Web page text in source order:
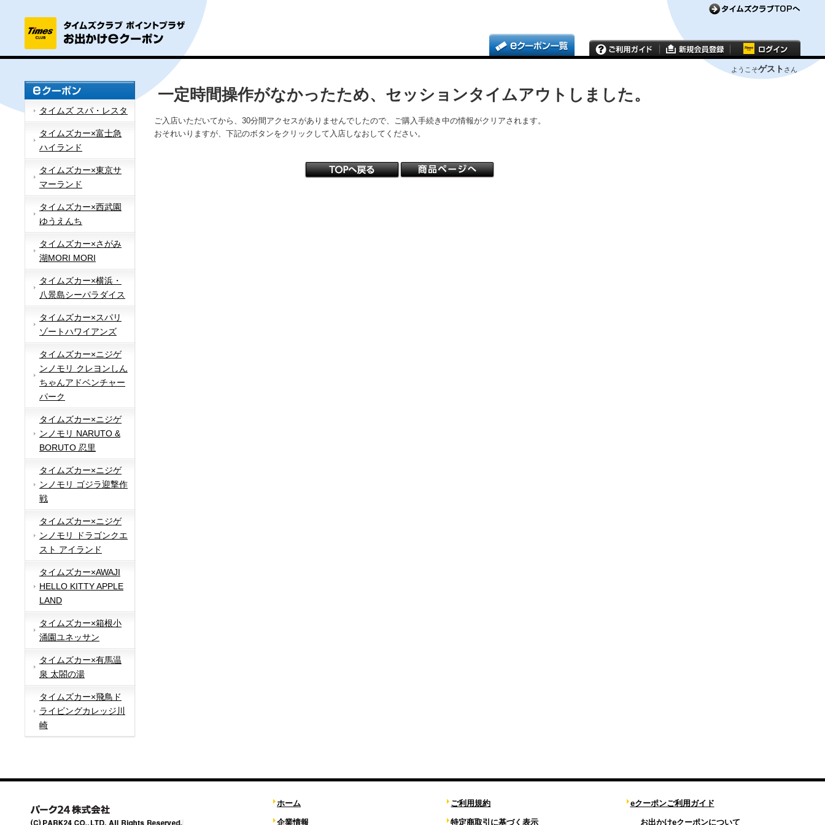
ようこそゲスト さん
タイムズ スパ・レスタ
タイムズカー×富士急
ハイランド
タイムズカー×東京サ
マーランド
タイムズカー×西武園
ゆうえんち
タイムズカー×さがみ
湖MORI MORI
タイムズカー×横浜・
八景島シーパラダイス
タイムズカー×スパリ
ゾートハワイアンズ
タイムズカー×ニジゲ
ンノモリ クレヨンしん
ちゃんアドベンチャー
パーク
タイムズカー×ニジゲ
ンノモリ NARUTO &
BORUTO 忍里
タイムズカー×ニジゲ
ンノモリ ゴジラ迎撃作
戦
タイムズカー×ニジゲ
ンノモリ ドラゴンクエ
スト アイランド
タイムズカー×AWAJI
HELLO KITTY APPLE
LAND
タイムズカー×箱根小
涌園ユネッサン
タイムズカー×有馬温
泉 太閤の湯
タイムズカー×飛鳥ド
ライビングカレッジ川
崎
一定時間操作がなかったため、セッションタイムアウトしました。
ご入店いただいてから、30分間アクセスがありませんでしたので、ご購入手続き中の情報がクリアされます。
おそれいりますが、下記のボタンをクリックして入店しなおしてください。
ホーム
企業情報
ご利用規約
特定商取引に基づく表示
eクーポンご利用ガイド
お出かけeクーポンについて